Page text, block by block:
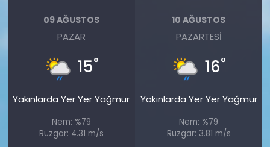
09 AĞUSTOS
PAZAR
15°
Yakınlarda Yer Yer Yağmur
Nem: %79
Rüzgar: 4.31 m/s
10 AĞUSTOS
PAZARTESI
16°
Yakınlarda Yer Yer Yağmur
Nem: %79
Rüzgar: 3.81 m/s